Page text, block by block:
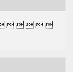
      